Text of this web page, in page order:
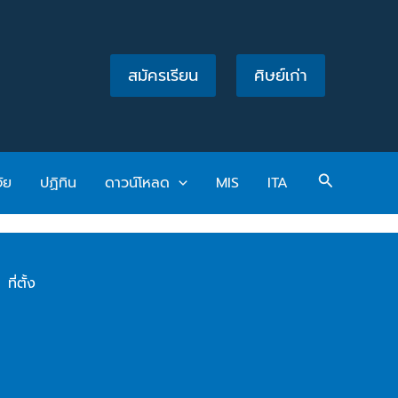
สมัครเรียน ศิษย์เก่า
ปฏิทิน ดาวน์โหลด MIS ITA Search
ที่ตั้ง